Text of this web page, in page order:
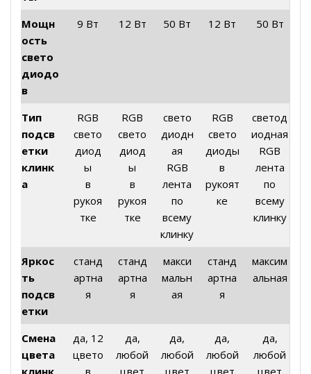
Мощн
ость
свето
диодо
в
9 Вт 12 Вт 50 Вт 12 Вт 50 Вт
Тип
подсв
етки
клинк
а
RGB
свето
диод
ы
в
рукоя
тке
RGB
свето
диод
ы
в
рукоя
тке
свето
диодн
ая
RGB
лента
по
всему
клинку
RGB
свето
диоды
в
рукоят
ке
светод
иодная
RGB
лента
по
всему
клинку
Яркос
ть
подсв
етки
станд
артна
я
станд
артна
я
макси
мальн
ая
станд
артна
я
максим
альная
Смена
цвета
да, 12
цвето
да,
любой
да,
любой
да,
любой
да,
любой